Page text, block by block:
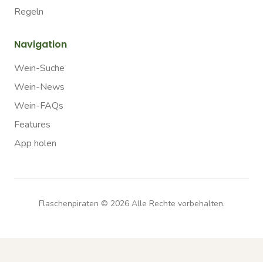
Regeln
Navigation
Wein-Suche
Wein-News
Wein-FAQs
Features
App holen
Flaschenpiraten © 2026Alle Rechte vorbehalten.